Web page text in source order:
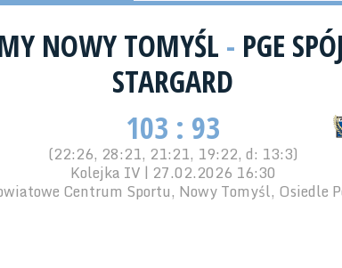
NOWY TOMYŚL - PGE
STARGARD
103 : 93
(22:26, 28:21, 21:21, 19:22, d: 13:3)
Kolejka IV | 27.02.2026 16:30
Centrum Sportu, Nowy Tomyśl, Osiedle